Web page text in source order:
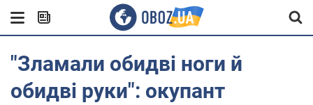
"Зламали обидві ноги й
обидві руки": окупант